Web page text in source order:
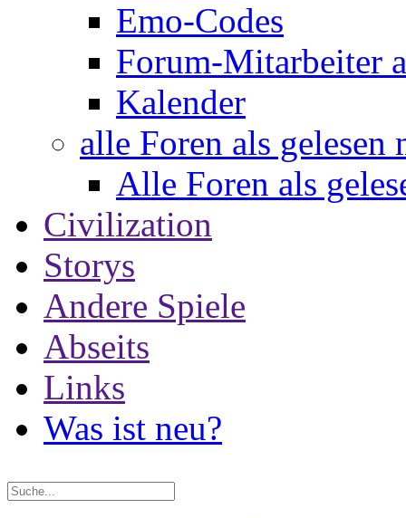
Emo-Codes
Forum-Mitarbeiter
Kalender
alle Foren als gelesen
Alle Foren als
Civilization
Storys
Andere Spiele
Abseits
Links
Was ist neu?